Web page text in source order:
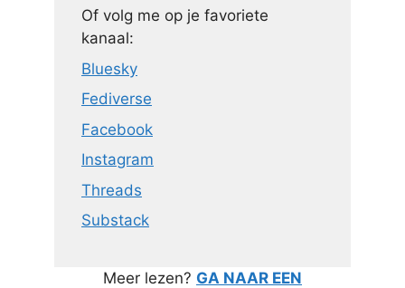
Of volg me op je favoriete
kanaal:
Bluesky
Fediverse
Facebook
Instagram
Threads
Substack
Meer lezen? GA NAAR EEN